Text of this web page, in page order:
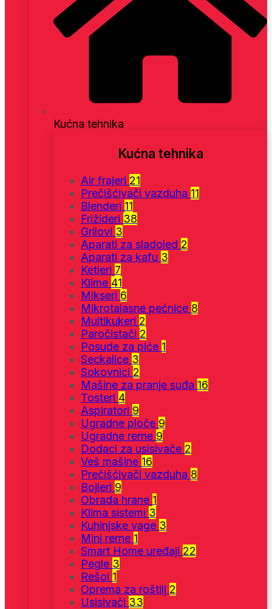
Kućna tehnika
Kućna tehnika
Air frajeri 21
Prečišćivači vazduha 11
Blenderi 11
Frižideri 38
Grilovi 3
Aparati za sladoled 2
Aparati za kafu 3
Ketleri 7
Klime 41
Mikseri 6
Mikrotalasne pećnice 8
Multikukeri 2
Paročistači 2
Posude za piće 1
Seckalice 3
Sokovnici 2
Mašine za pranje suđa 16
Tosteri 4
Aspiratori 9
Ugradne ploče 9
Ugradne rerne 9
Dodaci za usisivače 2
Veš mašine 16
Prečišćivači vazduha 8
Bojleri 9
Obrada hrane 1
Klima sistemi 3
Kuhinjske vage 3
Mini rerne 1
Smart Home uređaji 22
Pegle 3
Rešoi 1
Oprema za roštilj 2
Usisivači 33